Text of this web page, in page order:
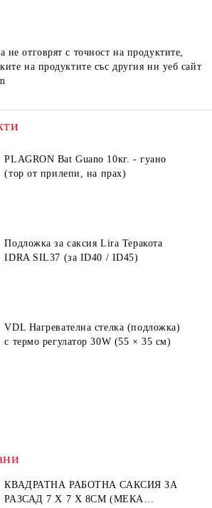
отговрят с точност на продуктите,
на продуктите със другия ни уеб сайт
PLAGRON Bat Guano 10кг. - гуано
(тор от прилепи, на прах)
Подложка за саксия Lira Теракота
IDRA SIL37 (за ID40 / ID45)
VDL Нагревателна стелка (подложка)
с термо регулатор 30W (55 × 35 см)
КВАДРАТНА РАБОТНА САКСИЯ ЗА
РАЗСАД 7 X 7 X 8СМ (МЕКА